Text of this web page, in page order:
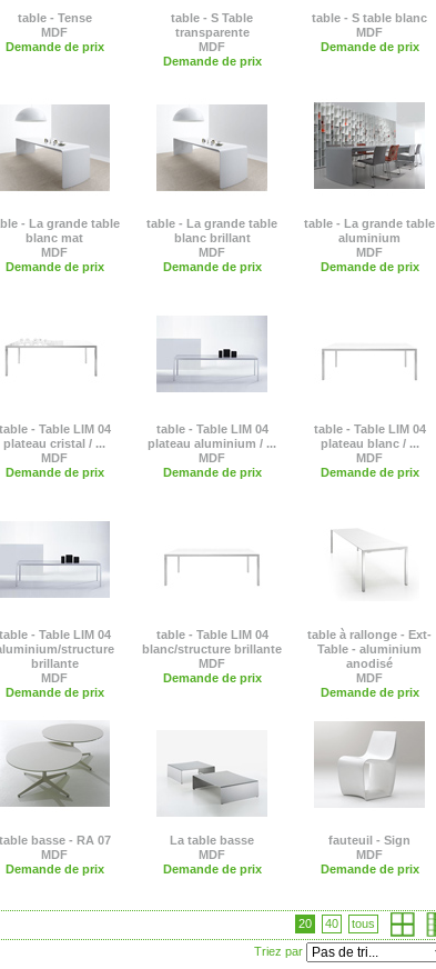
table - Tense
MDF
Demande de prix
table - S Table
transparente
MDF
Demande de prix
table - S table blanc
MDF
Demande de prix
- La grande table
blanc mat
MDF
Demande de prix
table - La grande table
blanc brillant
MDF
Demande de prix
table - La grande table
aluminium
MDF
Demande de prix
table - Table LIM 04
plateau cristal / ...
MDF
Demande de prix
table - Table LIM 04
plateau aluminium / ...
MDF
Demande de prix
table - Table LIM 04
plateau blanc / ...
MDF
Demande de prix
table - Table LIM 04
structure
brillante
MDF
Demande de prix
table - Table LIM 04
blanc/structure brillante
MDF
Demande de prix
table à rallonge - Ext-
Table - aluminium
anodisé
MDF
Demande de prix
table basse - RA 07
MDF
Demande de prix
La table basse
MDF
Demande de prix
fauteuil - Sign
MDF
Demande de prix
Triez par
20 40 tous